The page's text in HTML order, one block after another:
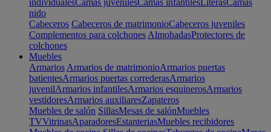
individualesCamas juvenilesCamas infantilesLiterasCamas
nido
Cabeceros Cabeceros de matrimonioCabeceros juveniles
Complementos para colchones AlmohadasProtectores de
colchones
Muebles
Armarios Armarios de matrimonioArmarios puertas
batientesArmarios puertas correderasArmarios
juvenilArmarios infantilesArmarios esquinerosArmarios
vestidoresArmarios auxiliaresZapateros
Muebles de salón SillasMesas de salónMuebles
TVVitrinasAparadoresEstanteriasMuebles recibidores